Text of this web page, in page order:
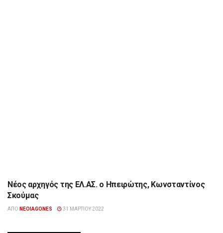
ΕΠΙΚΑΙΡΌΤΗΤΑ
Νέος αρχηγός της ΕΛ.ΑΣ. ο Ηπειρώτης, Κωνσταντίνος
Σκούμας
ΑΠΌ NEOIAGONES 31 ΜΑΡΤΊΟΥ 2022